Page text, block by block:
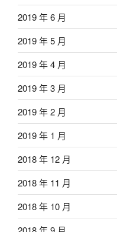
2019 年 6 月
2019 年 5 月
2019 年 4 月
2019 年 3 月
2019 年 2 月
2019 年 1 月
2018 年 12 月
2018 年 11 月
2018 年 10 月